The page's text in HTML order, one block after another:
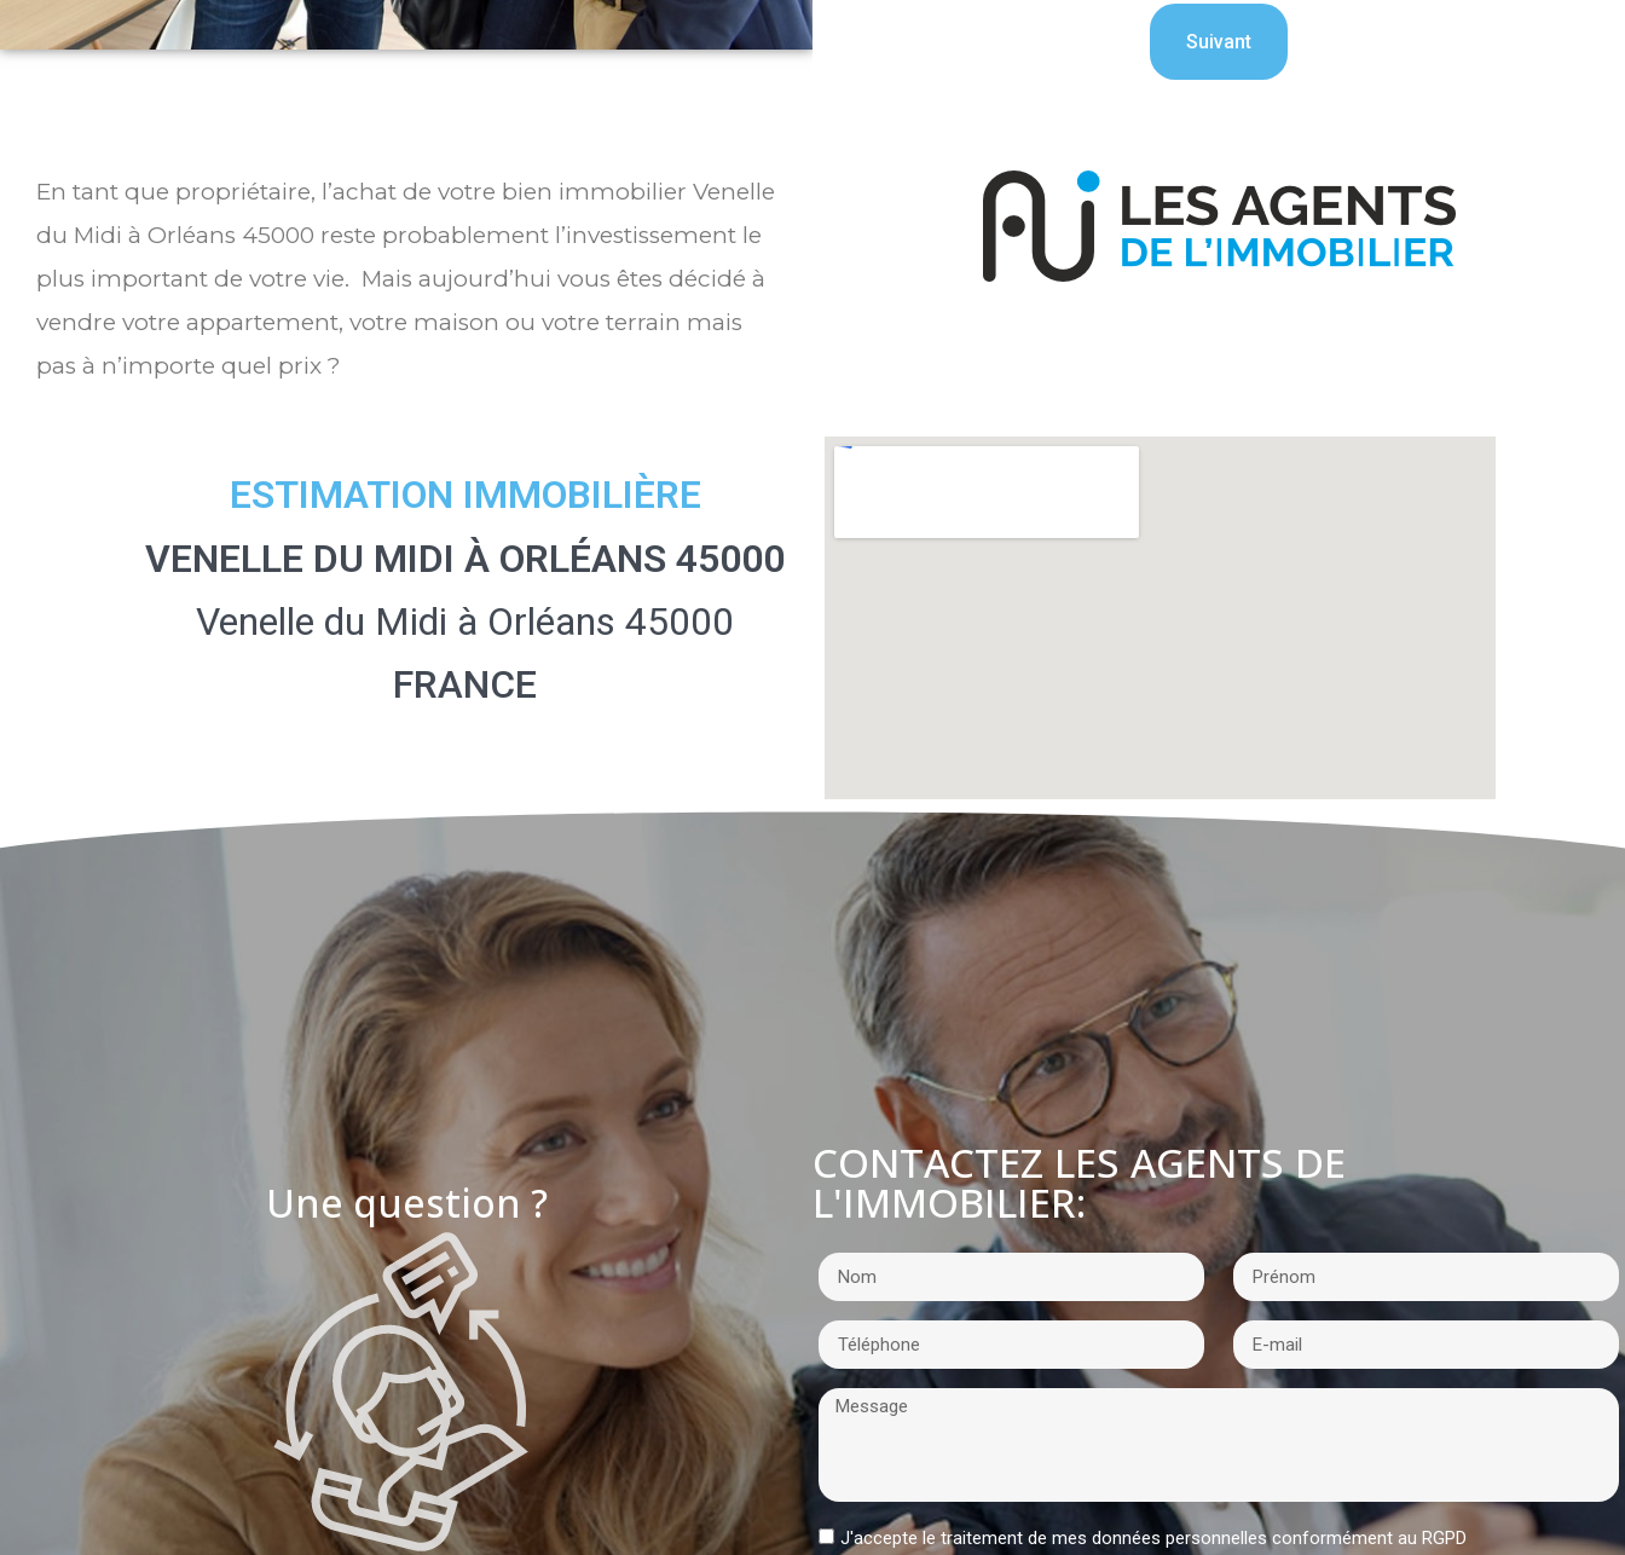
En tant que propriétaire, l’achat de votre bien immobilier Venelle
du Midi à Orléans 45000 reste probablement l’investissement le
plus important de votre vie. Mais aujourd’hui vous êtes décidé à
vendre votre appartement, votre maison ou votre terrain mais
pas à n’importe quel prix ?
ESTIMATION IMMOBILIÈRE
VENELLE DU MIDI À ORLÉANS 45000
Venelle du Midi à Orléans 45000
FRANCE
Une question ?
CONTACTEZ LES AGENTS DE
L'IMMOBILIER:
J'accepte le traitement de mes données personnelles conformément au RGPD